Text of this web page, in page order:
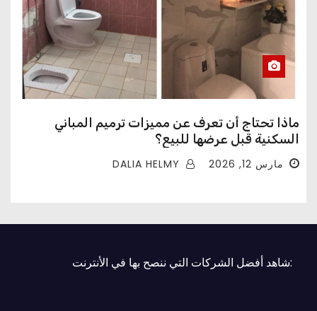
ماذا تحتاج أن تعرف عن مميزات ترميم المباني
السكنية قبل عرضها للبيع؟
مارس 12, 2026
:شاهد أفضل الشركات التي ننصح بها في الأنترنت